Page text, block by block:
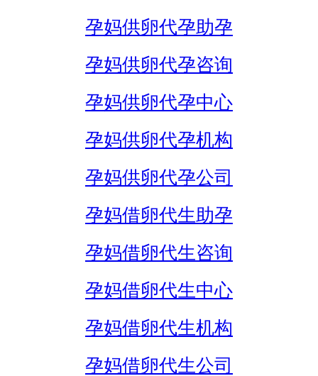
孕妈供卵代孕助孕
孕妈供卵代孕咨询
孕妈供卵代孕中心
孕妈供卵代孕机构
孕妈供卵代孕公司
孕妈借卵代生助孕
孕妈借卵代生咨询
孕妈借卵代生中心
孕妈借卵代生机构
孕妈借卵代生公司